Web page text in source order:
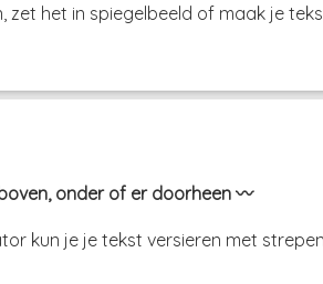
het in spiegelbeeld of maak je
onder of er doorheen 〰️
kun je je tekst versieren met